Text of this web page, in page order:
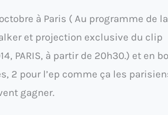
à Paris ( Au programme de la
et projection exclusive du clip
PARIS, à partir de 20h30.) et en
2 pour l’ep comme ça les
gagner.